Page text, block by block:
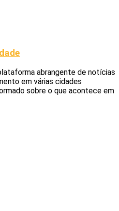
abrangente de notícias
em várias cidades
sobre o que acontece em